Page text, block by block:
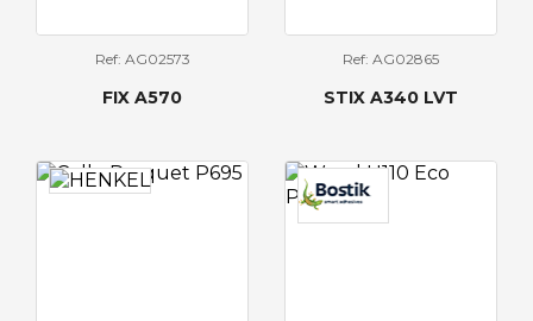
Ref: AG02573
FIX A570
Ref: AG02865
STIX A340 LVT